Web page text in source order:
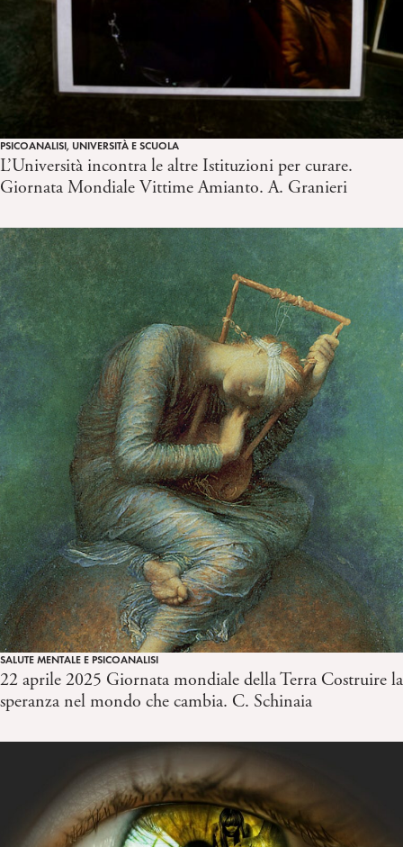
PSICOANALISI, UNIVERSITÀ E SCUOLA
L’Università incontra le altre Istituzioni per curare.
Giornata Mondiale Vittime Amianto. A. Granieri
SALUTE MENTALE E PSICOANALISI
22 aprile 2025 Giornata mondiale della Terra Costruire la
speranza nel mondo che cambia. C. Schinaia